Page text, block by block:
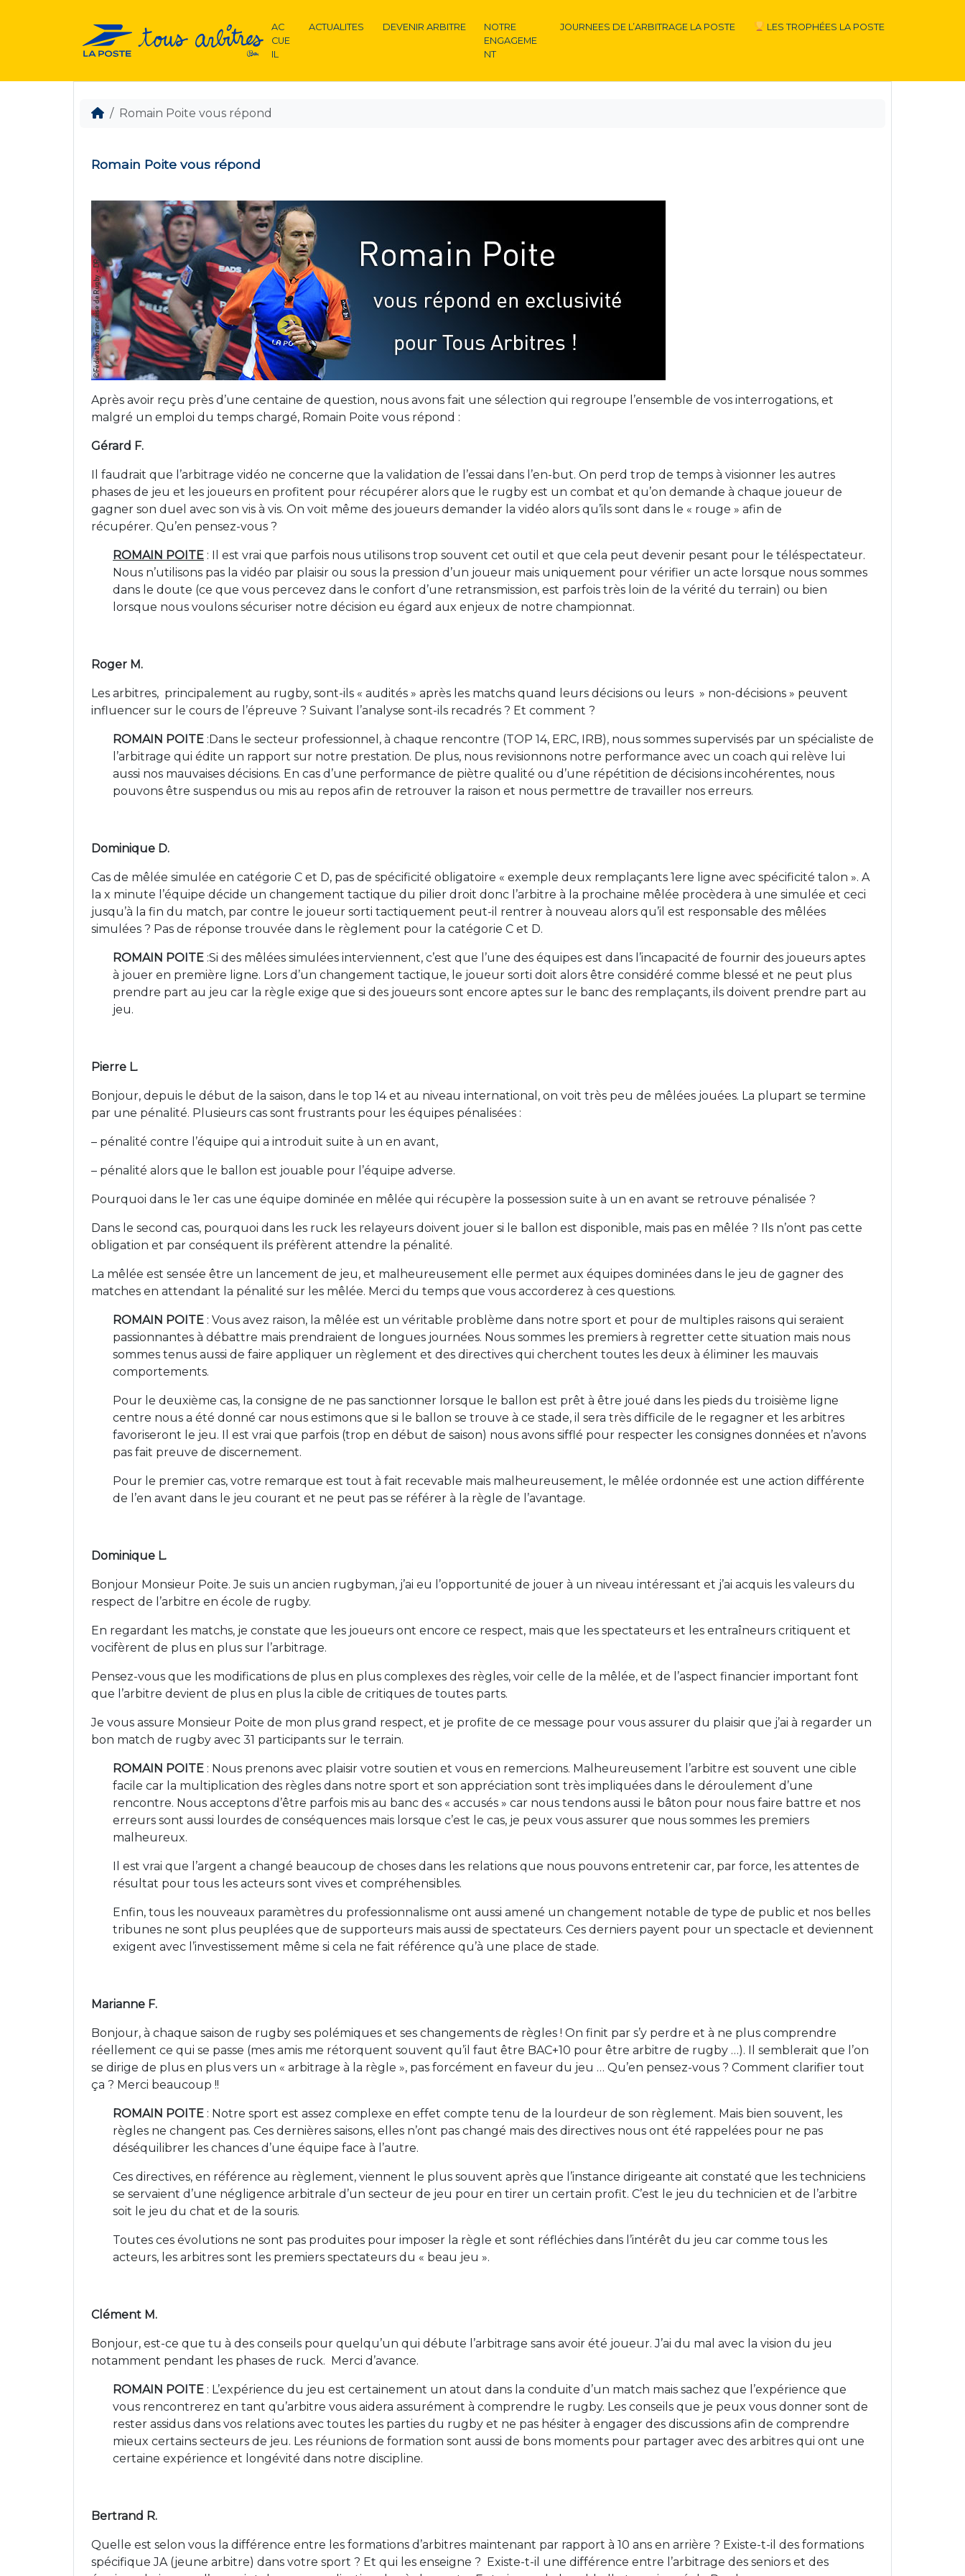
AC
CUE
IL
ACTUALITES DEVENIR ARBITRE
NOTRE
ENGAGEME
NT
JOURNEES DE L’ARBITRAGE LA POSTE LES TROPHÉES LA POSTE
Romain Poite vous répond
Romain Poite vous répond
Après avoir reçu près d’une centaine de question, nous avons fait une sélection qui regroupe l’ensemble de vos interrogations, et
malgré un emploi du temps chargé, Romain Poite vous répond :
Gérard F.
Il faudrait que l’arbitrage vidéo ne concerne que la validation de l’essai dans l’en-but. On perd trop de temps à visionner les autres
phases de jeu et les joueurs en profitent pour récupérer alors que le rugby est un combat et qu’on demande à chaque joueur de
gagner son duel avec son vis à vis. On voit même des joueurs demander la vidéo alors qu’ils sont dans le « rouge » afin de
récupérer. Qu’en pensez-vous ?
ROMAIN POITE : Il est vrai que parfois nous utilisons trop souvent cet outil et que cela peut devenir pesant pour le téléspectateur.
Nous n’utilisons pas la vidéo par plaisir ou sous la pression d’un joueur mais uniquement pour vérifier un acte lorsque nous sommes
dans le doute (ce que vous percevez dans le confort d’une retransmission, est parfois très loin de la vérité du terrain) ou bien
lorsque nous voulons sécuriser notre décision eu égard aux enjeux de notre championnat.
Roger M.
Les arbitres, principalement au rugby, sont-ils « audités » après les matchs quand leurs décisions ou leurs » non-décisions » peuvent
influencer sur le cours de l’épreuve ? Suivant l’analyse sont-ils recadrés ? Et comment ?
ROMAIN POITE :Dans le secteur professionnel, à chaque rencontre (TOP 14, ERC, IRB), nous sommes supervisés par un spécialiste de
l’arbitrage qui édite un rapport sur notre prestation. De plus, nous revisionnons notre performance avec un coach qui relève lui
aussi nos mauvaises décisions. En cas d’une performance de piètre qualité ou d’une répétition de décisions incohérentes, nous
pouvons être suspendus ou mis au repos afin de retrouver la raison et nous permettre de travailler nos erreurs.
Dominique D.
Cas de mêlée simulée en catégorie C et D, pas de spécificité obligatoire « exemple deux remplaçants 1ere ligne avec spécificité talon ». A
la x minute l’équipe décide un changement tactique du pilier droit donc l’arbitre à la prochaine mêlée procèdera à une simulée et ceci
jusqu’à la fin du match, par contre le joueur sorti tactiquement peut-il rentrer à nouveau alors qu’il est responsable des mêlées
simulées ? Pas de réponse trouvée dans le règlement pour la catégorie C et D.
ROMAIN POITE :Si des mêlées simulées interviennent, c’est que l’une des équipes est dans l’incapacité de fournir des joueurs aptes
à jouer en première ligne. Lors d’un changement tactique, le joueur sorti doit alors être considéré comme blessé et ne peut plus
prendre part au jeu car la règle exige que si des joueurs sont encore aptes sur le banc des remplaçants, ils doivent prendre part au
jeu.
Pierre L.
Bonjour, depuis le début de la saison, dans le top 14 et au niveau international, on voit très peu de mêlées jouées. La plupart se termine
par une pénalité. Plusieurs cas sont frustrants pour les équipes pénalisées :
– pénalité contre l’équipe qui a introduit suite à un en avant,
– pénalité alors que le ballon est jouable pour l’équipe adverse.
Pourquoi dans le 1er cas une équipe dominée en mêlée qui récupère la possession suite à un en avant se retrouve pénalisée ?
Dans le second cas, pourquoi dans les ruck les relayeurs doivent jouer si le ballon est disponible, mais pas en mêlée ? Ils n’ont pas cette
obligation et par conséquent ils préfèrent attendre la pénalité.
La mêlée est sensée être un lancement de jeu, et malheureusement elle permet aux équipes dominées dans le jeu de gagner des
matches en attendant la pénalité sur les mêlée. Merci du temps que vous accorderez à ces questions.
ROMAIN POITE : Vous avez raison, la mêlée est un véritable problème dans notre sport et pour de multiples raisons qui seraient
passionnantes à débattre mais prendraient de longues journées. Nous sommes les premiers à regretter cette situation mais nous
sommes tenus aussi de faire appliquer un règlement et des directives qui cherchent toutes les deux à éliminer les mauvais
comportements.
Pour le deuxième cas, la consigne de ne pas sanctionner lorsque le ballon est prêt à être joué dans les pieds du troisième ligne
centre nous a été donné car nous estimons que si le ballon se trouve à ce stade, il sera très difficile de le regagner et les arbitres
favoriseront le jeu. Il est vrai que parfois (trop en début de saison) nous avons sifflé pour respecter les consignes données et n’avons
pas fait preuve de discernement.
Pour le premier cas, votre remarque est tout à fait recevable mais malheureusement, le mêlée ordonnée est une action différente
de l’en avant dans le jeu courant et ne peut pas se référer à la règle de l’avantage.
Dominique L.
Bonjour Monsieur Poite. Je suis un ancien rugbyman, j’ai eu l’opportunité de jouer à un niveau intéressant et j’ai acquis les valeurs du
respect de l’arbitre en école de rugby.
En regardant les matchs, je constate que les joueurs ont encore ce respect, mais que les spectateurs et les entraîneurs critiquent et
vocifèrent de plus en plus sur l’arbitrage.
Pensez-vous que les modifications de plus en plus complexes des règles, voir celle de la mêlée, et de l’aspect financier important font
que l’arbitre devient de plus en plus la cible de critiques de toutes parts.
Je vous assure Monsieur Poite de mon plus grand respect, et je profite de ce message pour vous assurer du plaisir que j’ai à regarder un
bon match de rugby avec 31 participants sur le terrain.
ROMAIN POITE : Nous prenons avec plaisir votre soutien et vous en remercions. Malheureusement l’arbitre est souvent une cible
facile car la multiplication des règles dans notre sport et son appréciation sont très impliquées dans le déroulement d’une
rencontre. Nous acceptons d’être parfois mis au banc des « accusés » car nous tendons aussi le bâton pour nous faire battre et nos
erreurs sont aussi lourdes de conséquences mais lorsque c’est le cas, je peux vous assurer que nous sommes les premiers
malheureux.
Il est vrai que l’argent a changé beaucoup de choses dans les relations que nous pouvons entretenir car, par force, les attentes de
résultat pour tous les acteurs sont vives et compréhensibles.
Enfin, tous les nouveaux paramètres du professionnalisme ont aussi amené un changement notable de type de public et nos belles
tribunes ne sont plus peuplées que de supporteurs mais aussi de spectateurs. Ces derniers payent pour un spectacle et deviennent
exigent avec l’investissement même si cela ne fait référence qu’à une place de stade.
Marianne F.
Bonjour, à chaque saison de rugby ses polémiques et ses changements de règles ! On finit par s’y perdre et à ne plus comprendre
réellement ce qui se passe (mes amis me rétorquent souvent qu’il faut être BAC+10 pour être arbitre de rugby …). Il semblerait que l’on
se dirige de plus en plus vers un « arbitrage à la règle », pas forcément en faveur du jeu … Qu’en pensez-vous ? Comment clarifier tout
ça ? Merci beaucoup !!
ROMAIN POITE : Notre sport est assez complexe en effet compte tenu de la lourdeur de son règlement. Mais bien souvent, les
règles ne changent pas. Ces dernières saisons, elles n’ont pas changé mais des directives nous ont été rappelées pour ne pas
déséquilibrer les chances d’une équipe face à l’autre.
Ces directives, en référence au règlement, viennent le plus souvent après que l’instance dirigeante ait constaté que les techniciens
se servaient d’une négligence arbitrale d’un secteur de jeu pour en tirer un certain profit. C’est le jeu du technicien et de l’arbitre
soit le jeu du chat et de la souris.
Toutes ces évolutions ne sont pas produites pour imposer la règle et sont réfléchies dans l’intérêt du jeu car comme tous les
acteurs, les arbitres sont les premiers spectateurs du « beau jeu ».
Clément M.
Bonjour, est-ce que tu à des conseils pour quelqu’un qui débute l’arbitrage sans avoir été joueur. J’ai du mal avec la vision du jeu
notamment pendant les phases de ruck. Merci d’avance.
ROMAIN POITE : L’expérience du jeu est certainement un atout dans la conduite d’un match mais sachez que l’expérience que
vous rencontrerez en tant qu’arbitre vous aidera assurément à comprendre le rugby. Les conseils que je peux vous donner sont de
rester assidus dans vos relations avec toutes les parties du rugby et ne pas hésiter à engager des discussions afin de comprendre
mieux certains secteurs de jeu. Les réunions de formation sont aussi de bons moments pour partager avec des arbitres qui ont une
certaine expérience et longévité dans notre discipline.
Bertrand R.
Quelle est selon vous la différence entre les formations d’arbitres maintenant par rapport à 10 ans en arrière ? Existe-t-il des formations
spécifique JA (jeune arbitre) dans votre sport ? Et qui les enseigne ? Existe-t-il une différence entre l’arbitrage des seniors et des